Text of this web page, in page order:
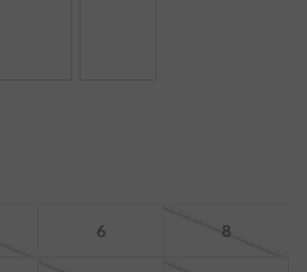
6 8